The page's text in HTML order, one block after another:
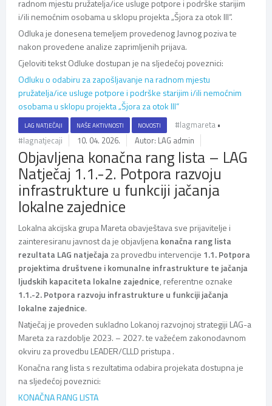
radnom mjestu pružatelja/ice usluge potpore i podrške starijim
i/ili nemoćnim osobama u sklopu projekta „Šjora za otok III“.
Odluka je donesena temeljem provedenog Javnog poziva te
nakon provedene analize zaprimljenih prijava.
Cjeloviti tekst Odluke dostupan je na sljedećoj poveznici:
Odluku o odabiru za zapošljavanje na radnom mjestu
pružatelja/ice usluge potpore i podrške starijim i/ili nemoćnim
osobama u sklopu projekta „Šjora za otok III“
LAG NATJEČAJI NAŠE AKTIVNOSTI NOVOSTI #lagmareta •
#lagnatjecaji
10. 04. 2026. Autor: LAG admin
Objavljena konačna rang lista – LAG
Natječaj 1.1.-2. Potpora razvoju
infrastrukture u funkciji jačanja
lokalne zajednice
Lokalna akcijska grupa Mareta obavještava sve prijavitelje i
zainteresiranu javnost da je objavljenakonačna rang lista
rezultata LAG natječaja za provedbu intervencije 1.1. Potpora
projektima društvene i komunalne infrastrukture te jačanja
ljudskih kapaciteta lokalne zajednice, referentne oznake
1.1.-2. Potpora razvoju infrastrukture u funkciji jačanja
lokalne zajednice.
Natječaj je proveden sukladno Lokanoj razvojnoj strategiji LAG-a
Mareta za razdoblje 2023. – 2027. te važećem zakonodavnom
okviru za provedbu LEADER/CLLD pristupa .
Konačna rang lista s rezultatima odabira projekata dostupna je
na sljedećoj poveznici:
KONAČNA RANG LISTA